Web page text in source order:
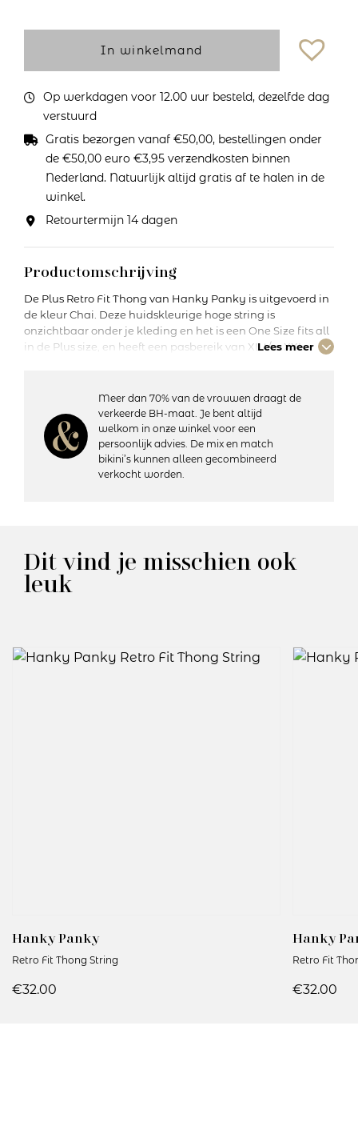
In winkelmand
Op werkdagen voor 12.00 uur besteld, dezelfde dag
verstuurd
Gratis bezorgen vanaf €50,00, bestellingen onder
de €50,00 euro €3,95 verzendkosten binnen
Nederland. Natuurlijk altijd gratis af te halen in de
winkel.
Retourtermijn 14 dagen
Productomschrijving
De Plus Retro Fit Thong van Hanky Panky is uitgevoerd in
de kleur Chai. Deze huidskleurige hoge string is
onzichtbaar onder je kleding en het is een One Size fits all
in de Plus size, en heeft een pasbereik van XL t/m XXL.
de andere leuke kleuren die wij in onze collectie hebben.
Hanky Panky is speciaal voor wie houdt van comfortabel
zacht kant in een fijne stretch kwaliteit. Een perfecte
pasvorm en toch Sexy!
– Materiaal: 100% nylon; Rand: 90% nylon, 10% spandex
– Wasvoorschriften: Handwas, niet geschikt voor de droger
Lees meer
Meer dan 70% van de vrouwen draagt de
verkeerde BH-maat. Je bent altijd
welkom in onze winkel voor een
persoonlijk advies. De mix en match
bikini’s kunnen alleen gecombineerd
verkocht worden.
Dit vind je misschien ook
leuk
Hanky Panky
Retro Fit Thong String
€32.00
Hanky
Retro Fit
€32.00